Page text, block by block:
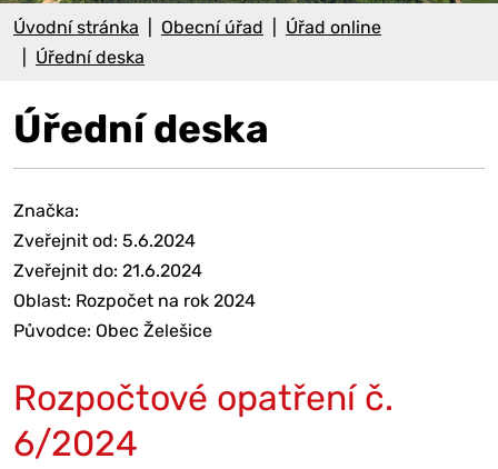
Úvodní stránka Obecní úřad
Úřad online
Úřední deska
Úřední deska
Značka:
Zveřejnit od: 5.6.2024
Zveřejnit do: 21.6.2024
Oblast: Rozpočet na rok 2024
Původce: Obec Želešice
Rozpočtové opatření č.
6/2024